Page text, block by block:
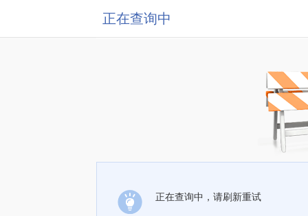
正在查询中
正在查询中，请刷新重试